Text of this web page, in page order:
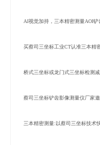
AI视觉加持，三本精密测量AOI
买蔡司三坐标工业CT认准三本精
桥式三坐标或龙门式三坐标检测
蔡司三坐标铲齿影像测量仪厂家
三本精密测量:以蔡司三坐标技术